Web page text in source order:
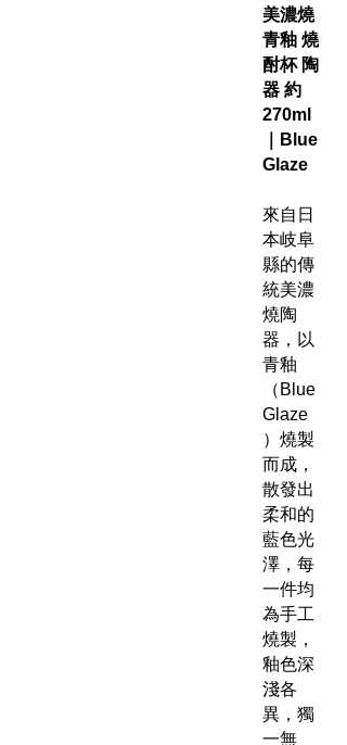
美濃燒
青釉 燒
酎杯 陶
器 約
270ml
｜Blue
Glaze
來自日
本岐阜
縣的傳
統美濃
燒陶
器，以
青釉
（Blue
Glaze
）燒製
而成，
散發出
柔和的
藍色光
澤，每
一件均
為手工
燒製，
釉色深
淺各
異，獨
一無